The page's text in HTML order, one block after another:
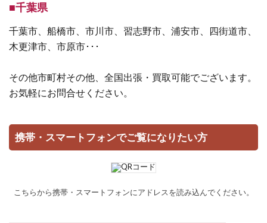
■千葉県
千葉市、船橋市、市川市、習志野市、浦安市、四街道市、
木更津市、市原市･･･
その他市町村その他、全国出張・買取可能でございます。
お気軽にお問合せください。
携帯・スマートフォンでご覧になりたい方
こちらから携帯・スマートフォンにアドレスを読み込んでください。